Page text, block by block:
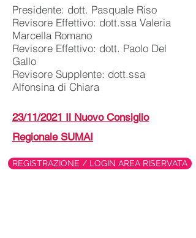
Presidente: dott. Pasquale Riso
Revisore Effettivo: dott.ssa Valeria
Marcella Romano
Revisore Effettivo: dott. Paolo Del
Gallo
Revisore Supplente: dott.ssa
Alfonsina di Chiara
23/11/2021 Il Nuovo Consiglio
Regionale SUMAI
REGISTRAZIONE / LOGIN AREA RISERVATA